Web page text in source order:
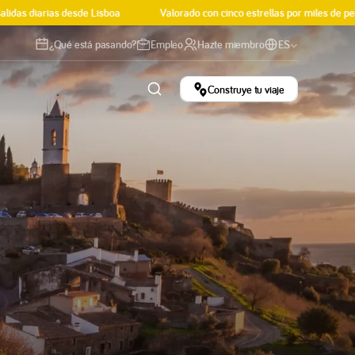
diarias desde Lisboa Valorado con cinco estrellas por miles de
¿Qué está pasando? Empleo Hazte miembro ES
y experiencias
Nuestras
Historias
Consejos, curiosidades e
inspiración viajera.
Leer el blog
de las mejores experiencias de Portugal.
Construye tu viaje